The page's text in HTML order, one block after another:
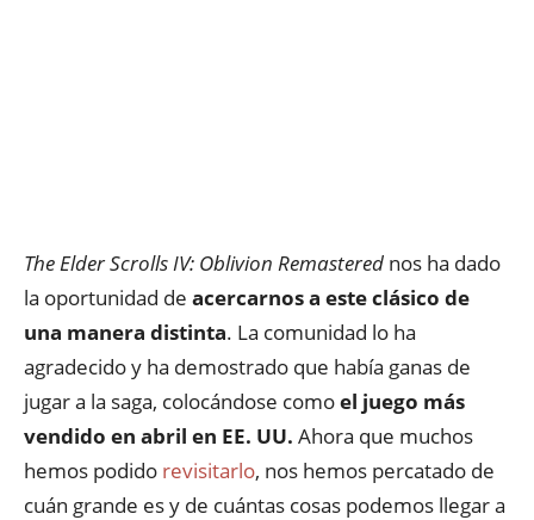
The Elder Scrolls IV: Oblivion Remastered nos ha dado
la oportunidad de acercarnos a este clásico de
una manera distinta. La comunidad lo ha
agradecido y ha demostrado que había ganas de
jugar a la saga, colocándose comoel juego más
vendido en abril en EE. UU. Ahora que muchos
hemos podido revisitarlo, nos hemos percatado de
cuán grande es y de cuántas cosas podemos llegar a